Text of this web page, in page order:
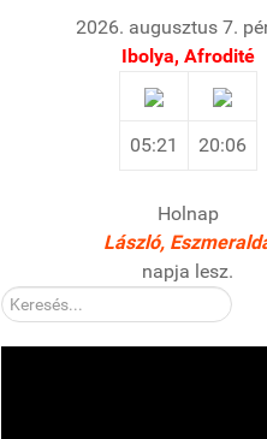
2026. augusztus 7.
Ibolya, Afrodité
05:21 20:06
Holnap
László,
napja lesz.
Kereső: